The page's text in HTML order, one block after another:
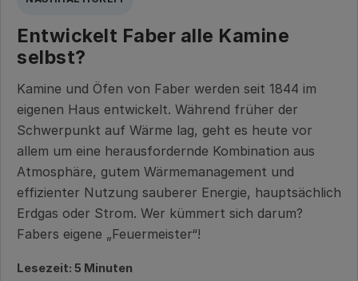
Entwickelt Faber alle Kamine
selbst?
Kamine und Öfen von Faber werden seit 1844 im
eigenen Haus entwickelt. Während früher der
Schwerpunkt auf Wärme lag, geht es heute vor
allem um eine herausfordernde Kombination aus
Atmosphäre, gutem Wärmemanagement und
effizienter Nutzung sauberer Energie, hauptsächlich
Erdgas oder Strom. Wer kümmert sich darum?
Fabers eigene „Feuermeister“!
Lesezeit: 5 Minuten